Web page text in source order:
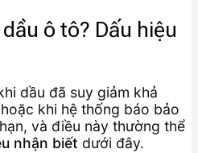
ô tô? Dấu hiệu
dầu đã suy giảm khả
khi hệ thống báo bảo
và điều này thường thể
nhận biết dưới đây.